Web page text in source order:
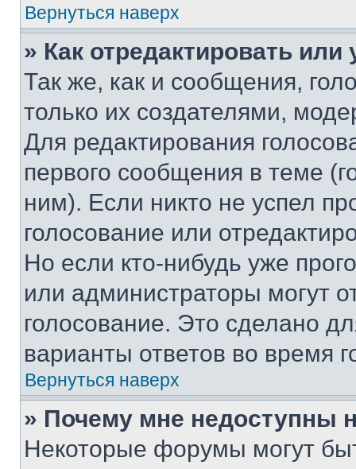
Вернуться наверх
» Как отредактировать
Так же, как и сообщения,
только их создателями,
Для редактирования
первого сообщения в теме
ним). Если никто не успел
голосование или
Но если кто-нибудь уже
или администраторы могут
голосование. Это сделано
варианты ответов во время
Вернуться наверх
» Почему мне недоступны
Некоторые форумы могут